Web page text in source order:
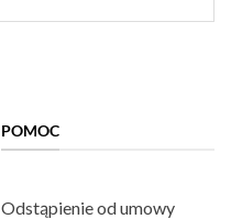
POMOC
Odstąpienie od umowy